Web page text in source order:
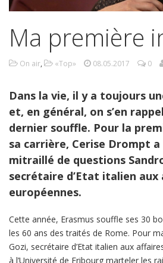
Ma première
On air, «Top» 08.05.2017 0
Dans la vie, il y a toujours
et, en général, on s’en
dernier souffle. Pour la
sa carrière, Cerise Drompt
mitraillé de questions
secrétaire d’Etat italien aux
européennes.
Cette année, Erasmus souffle ses 30
les 60 ans des traités de Rome. Pour
Gozi, secrétaire d’Etat italien aux
à l’Université de Fribourg marteler les